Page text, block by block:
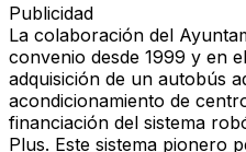
Publicidad
La colaboración del
convenio desde 1999 y en
adquisición de un autobús
acondicionamiento de
financiación del sistema
Plus. Este sistema pionero